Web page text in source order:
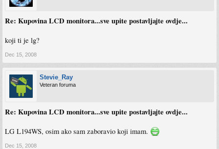
Re: Kupovina LCD monitora...sve upite postavljajte ovdje...
koji ti je lg?
Dec 15, 2008
Stevie_Ray
Veteran foruma
Re: Kupovina LCD monitora...sve upite postavljajte ovdje...
LG L194WS, osim ako sam zaboravio koji imam.
Dec 15, 2008